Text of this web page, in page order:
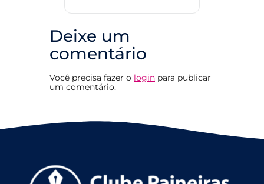
Deixe um
comentário
Você precisa fazer o login para publicar
um comentário.